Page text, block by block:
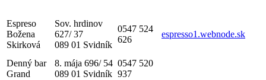
Espreso
Božena
Skirková
Sov. hrdinov
627/ 37
089 01 Svidník
0547 524
626
espresso1.webnode.sk
Denný bar
Grand
8. mája 696/ 54
089 01 Svidník
0547 520
937